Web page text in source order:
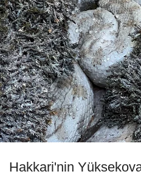
Hakkari'nin